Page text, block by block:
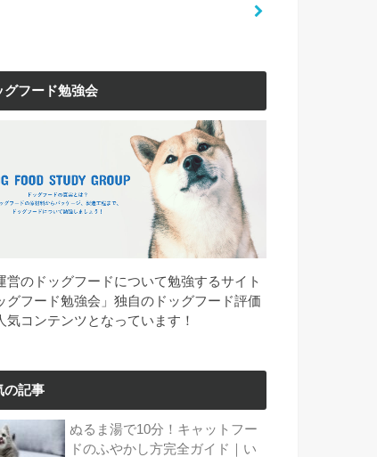
グフード勉強会
営のドッグフードについて勉強するサイト
グフード勉強会」独自のドッグフード評価
気コンテンツとなっています！
の記事
ぬるま湯で10分！キャットフー
ドのふやかし方完全ガイド｜い